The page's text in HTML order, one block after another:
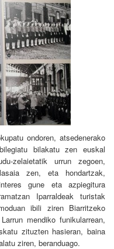
ondoren, atsedenerako
bilakatu zen euskal
zelaietatik urrun zegoen,
zen, eta hondartzak,
gune eta azpiegitura
Iparraldeak turistak
ibili ziren Biarritzeko
mendiko funikularrean,
zituzten hasieran, baina
ziren, beranduago.